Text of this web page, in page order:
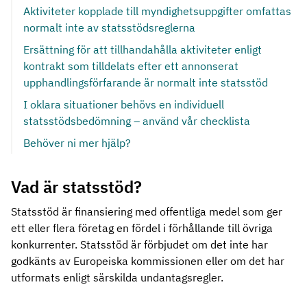
Aktiviteter kopplade till myndighetsuppgifter omfattas
normalt inte av statsstödsreglerna
Ersättning för att tillhandahålla aktiviteter enligt
kontrakt som tilldelats efter ett annonserat
upphandlingsförfarande är normalt inte statsstöd
I oklara situationer behövs en individuell
statsstödsbedömning – använd vår checklista
Behöver ni mer hjälp?
Vad är statsstöd?
Statsstöd är finansiering med offentliga medel som ger
ett eller flera företag en fördel i förhållande till övriga
konkurrenter. Statsstöd är förbjudet om det inte har
godkänts av Europeiska kommissionen eller om det har
utformats enligt särskilda undantagsregler.